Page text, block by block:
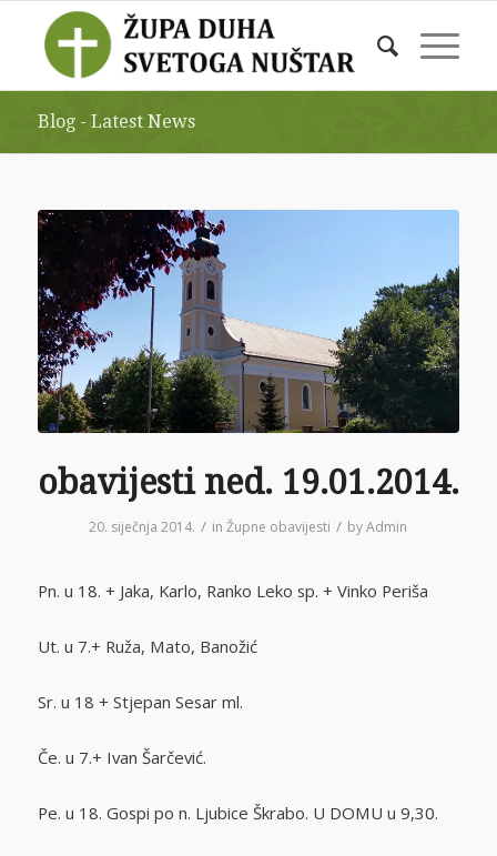
Blog - Latest News
obavijesti ned. 19.01.2014.
20. siječnja 2014. / inŽupne obavijesti / byAdmin
Pn. u 18. + Jaka, Karlo, Ranko Leko sp. + Vinko Periša
Ut. u 7.+ Ruža, Mato, Banožić
Sr. u 18 + Stjepan Sesar ml.
Če. u 7.+ Ivan Šarčević.
Pe. u 18. Gospi po n. Ljubice Škrabo. U DOMU u 9,30.